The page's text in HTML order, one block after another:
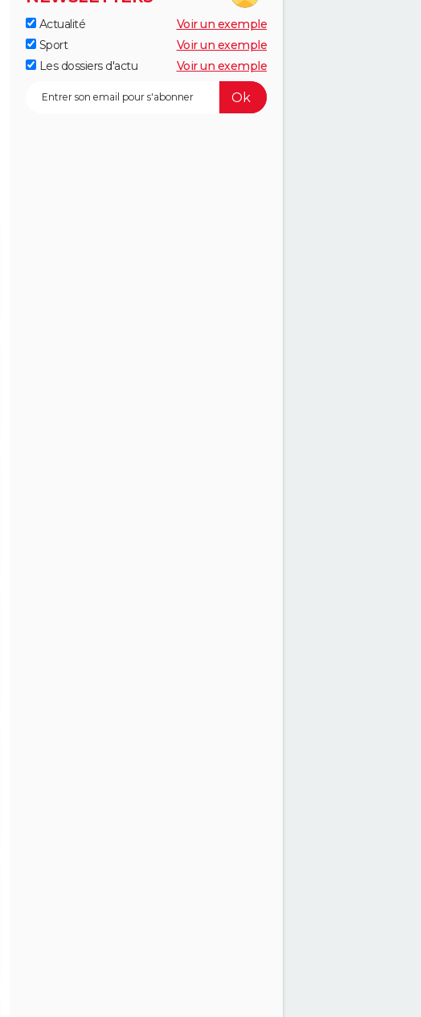
Actualité
Voir un exemple
Sport
Voir un exemple
Les dossiers d'actu
Voir un exemple